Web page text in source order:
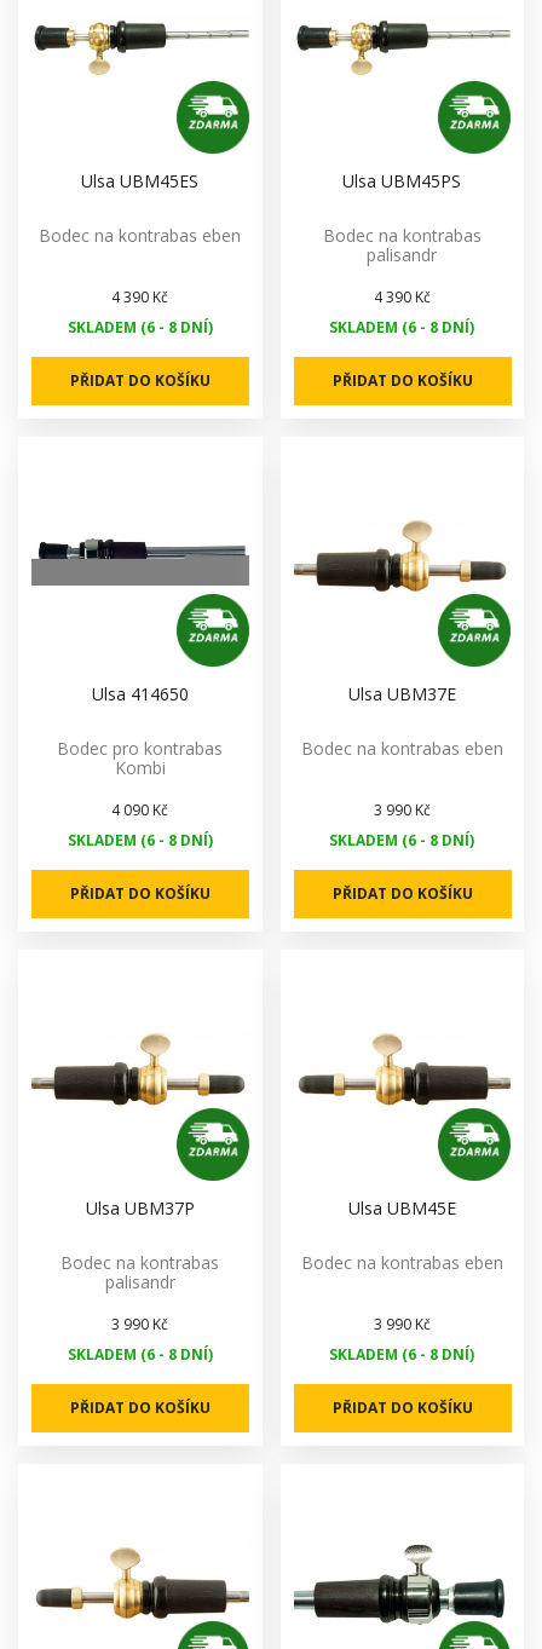
Ulsa UBM45ES
Bodec na kontrabas eben
4 390 Kč
SKLADEM (6 - 8 DNÍ)
PŘIDAT DO KOŠÍKU
Ulsa UBM45PS
Bodec na kontrabas
palisandr
4 390 Kč
SKLADEM (6 - 8 DNÍ)
PŘIDAT DO KOŠÍKU
Ulsa 414650
Bodec pro kontrabas
Kombi
4 090 Kč
SKLADEM (6 - 8 DNÍ)
PŘIDAT DO KOŠÍKU
Ulsa UBM37E
Bodec na kontrabas eben
3 990 Kč
SKLADEM (6 - 8 DNÍ)
PŘIDAT DO KOŠÍKU
Ulsa UBM37P
Bodec na kontrabas
palisandr
3 990 Kč
SKLADEM (6 - 8 DNÍ)
PŘIDAT DO KOŠÍKU
Ulsa UBM45E
Bodec na kontrabas eben
3 990 Kč
SKLADEM (6 - 8 DNÍ)
PŘIDAT DO KOŠÍKU